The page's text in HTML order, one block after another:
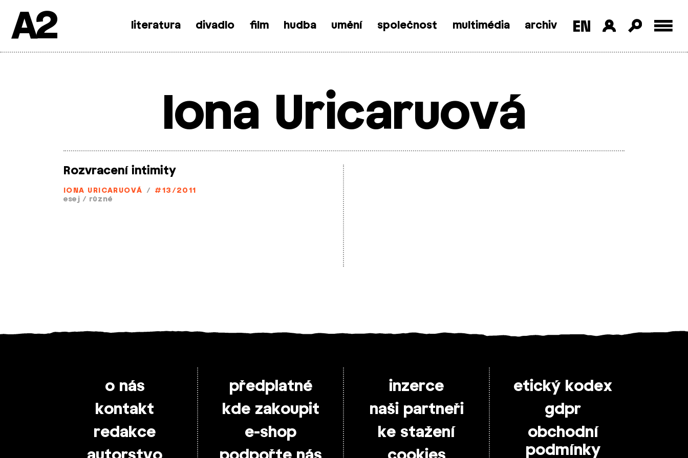
SkipA2 literatura divadlo film hudba umění společnost multimédia archiv
Iona Uricaruová
Rozvracení intimity
IONA URICARUOVÁ / #13/2011
esej / různé
o nás
kontakt
redakce
předplatné
kde zakoupit
e-shop
inzerce
naši partneři
ke stažení
etický kodex
gdpr
obchodní
podmínky